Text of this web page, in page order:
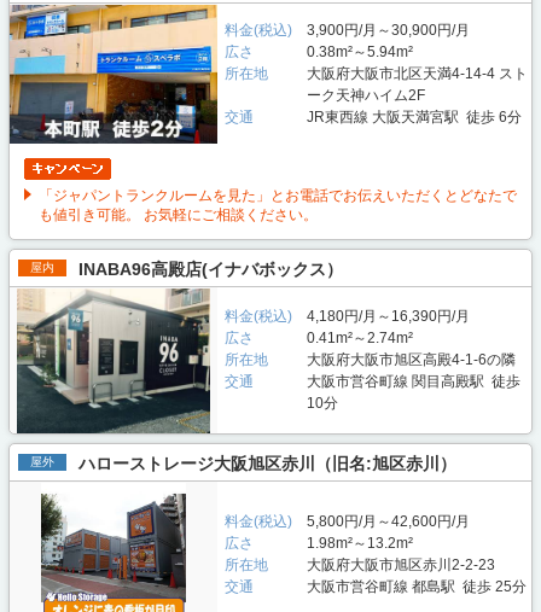
料金(税込)
3,900円/月～30,900円/月
広さ
0.38m²～5.94m²
所在地
大阪府大阪市北区天満4-14-4 スト
ーク天神ハイム2F
交通
JR東西線 大阪天満宮駅 徒歩 6分
「ジャパントランクルームを見た」とお電話でお伝えいただくとどなたで
も値引き可能。 お気軽にご相談ください。
屋内 INABA96高殿店(イナバボックス）
料金(税込)
4,180円/月～16,390円/月
広さ
0.41m²～2.74m²
所在地
大阪府大阪市旭区高殿4-1-6の隣
交通
大阪市営谷町線 関目高殿駅 徒歩
10分
屋外 ハローストレージ大阪旭区赤川（旧名:旭区赤川）
料金(税込)
5,800円/月～42,600円/月
広さ
1.98m²～13.2m²
所在地
大阪府大阪市旭区赤川2-2-23
交通
大阪市営谷町線 都島駅 徒歩 25分